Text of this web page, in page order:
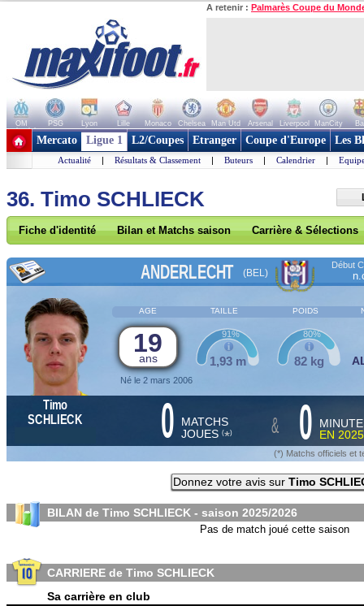
A retenir : Palmarès Coupe du
OM PSG Lyon Lille Monaco Chelsea Man Utd Arsenal Liverpool ManCity
+ de clubs
Mercato Ligue 1 L2/Coupes Etranger Coupe d'Europe Les
Actualité | Résultats & Classement | Buteurs | Calendrier |
36. Timo SCHLIECK
Fiche d'identité Bilan et Matchs saison Carrière & Sélections
ANDERLECHT (BEL)
Début
AGE TAILLE POIDS
19
ans
Né le 2 mars 2006
1,93 m
91%
82 kg
80%
Timo
SCHLIECK
0 MATCHS
JOUES (*) & 0
EN
(*) Matchs officiels et
Donnez votre avis sur Timo
BILAN de Timo SCHLIECK - saison 2025/2026
Pas de match joué cette saison
CARRIERE de Timo SCHLIECK
Sa carrière en club